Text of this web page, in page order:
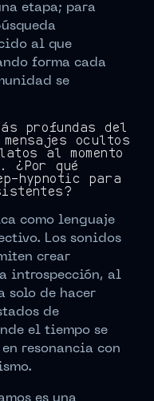
etapa; para
al que
forma cada
se
profundas del
ocultos
al momento
¿Por qué
hypnotic para
como lenguaje
Los sonidos
crear
introspección, al
solo de hacer
de
el tiempo se
resonancia con
es una